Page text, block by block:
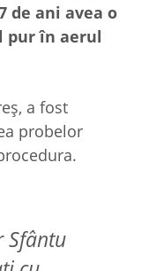
de ani avea o
pur în aerul
a fost
probelor
Sfântu